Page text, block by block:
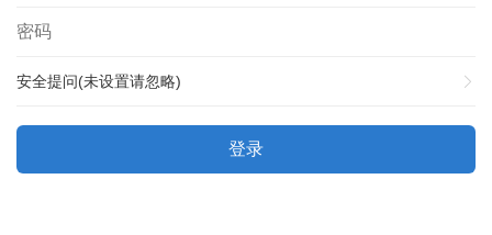
安全提问(未设置请忽略)
登录